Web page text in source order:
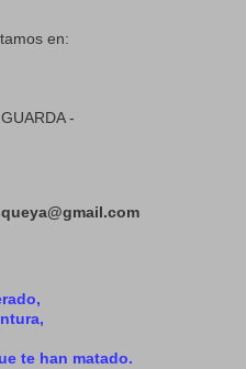
en:
-
te han matado.